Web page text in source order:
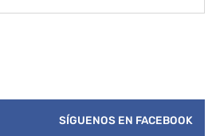
SÍGUENOS EN FACEBOOK